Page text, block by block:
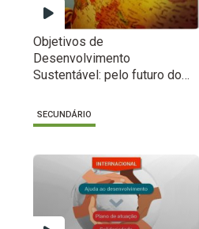
Objetivos de
Desenvolvimento
Sustentável: pelo futuro do
SECUNDÁRIO